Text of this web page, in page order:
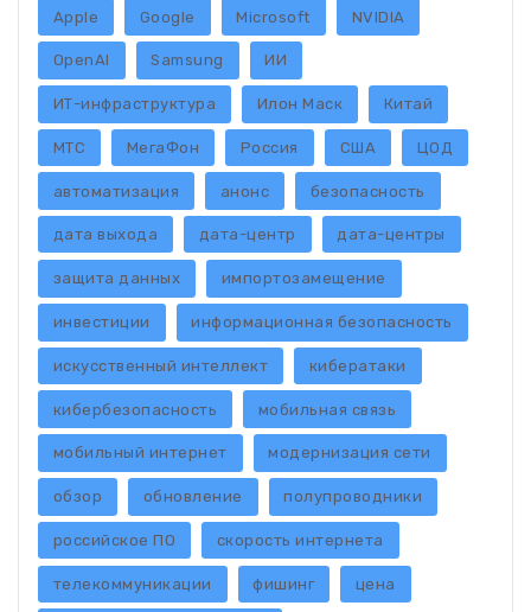
Apple Google Microsoft NVIDIA
OpenAI Samsung ИИ
ИТ-инфраструктура Илон Маск Китай
МТС МегаФон Россия США ЦОД
автоматизация анонс безопасность
дата выхода дата-центр дата-центры
защита данных импортозамещение
инвестиции информационная безопасность
искусственный интеллект кибератаки
кибербезопасность мобильная связь
мобильный интернет модернизация сети
обзор обновление полупроводники
российское ПО скорость интернета
телекоммуникации фишинг цена